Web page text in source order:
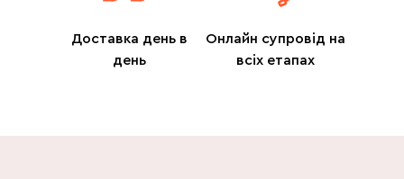
Доставка день в
день
Онлайн супровід на
всіх етапах